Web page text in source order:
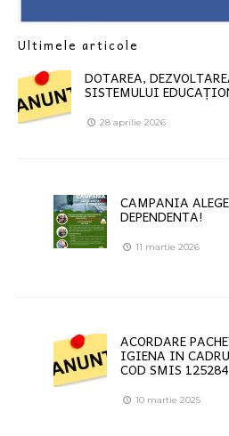
Ultimele articole
DOTAREA,
SISTEMULUI
28 aprilie 2026
CAMPANIA
DEPENDENTA!
11 martie 2026
ACORDARE
IGIENA IN
COD SMIS 125284
10 martie 2025